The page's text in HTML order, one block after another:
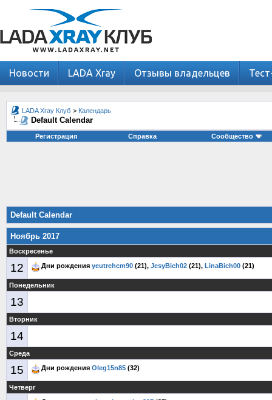
Новости LADA Xray Отзывы владельцев
LADA Xray Клуб > Календарь
Default Calendar
Регистрация Справка Сообщество
Default Calendar
Ноябрь 2017
Воскресенье
12 Дни рождения yeutrehcm90 (21), JesyBich02 (21), LinaBich00 (21)
Понедельник
13
Вторник
14
Среда
15 Дни рождения Oleg15n85 (32)
Четверг